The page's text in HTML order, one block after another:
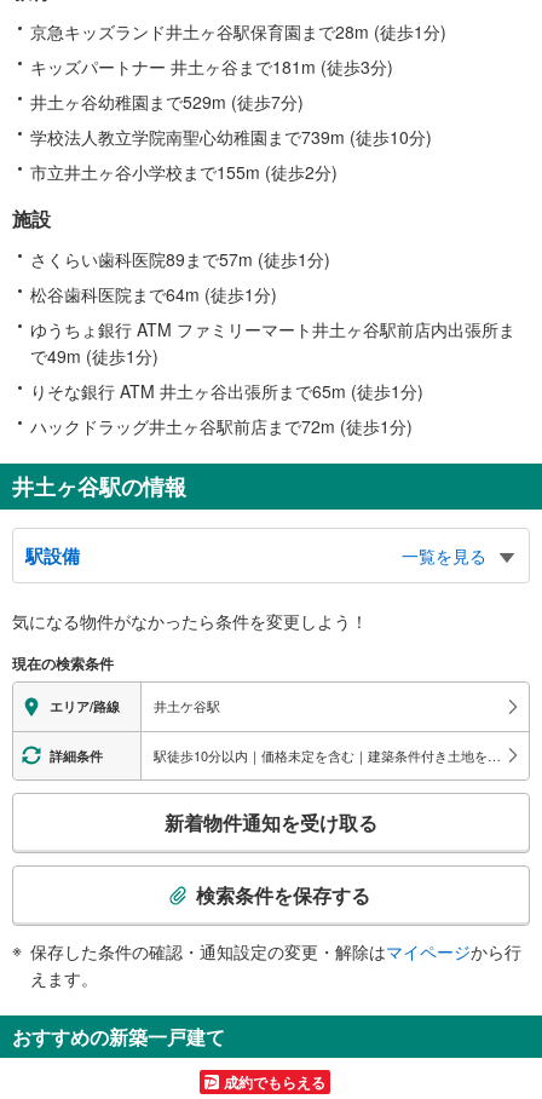
京急キッズランド井土ヶ谷駅保育園まで28m (徒歩1分)
キッズパートナー 井土ヶ谷まで181m (徒歩3分)
井土ヶ谷幼稚園まで529m (徒歩7分)
学校法人教立学院南聖心幼稚園まで739m (徒歩10分)
市立井土ヶ谷小学校まで155m (徒歩2分)
施設
さくらい歯科医院89まで57m (徒歩1分)
松谷歯科医院まで64m (徒歩1分)
ゆうちょ銀行 ATM ファミリーマート井土ヶ谷駅前店内出張所ま
で49m (徒歩1分)
りそな銀行 ATM 井土ヶ谷出張所まで65m (徒歩1分)
ハックドラッグ井土ヶ谷駅前店まで72m (徒歩1分)
井土ヶ谷駅の情報
駅設備
一覧を見る
※段差なしでの移動経路
地上⇔改札⇔ホーム：○
エレベータ
・各ホーム⇔改札
エスカレータ
・各ホーム⇔改札
・改札内
・改札内
・改札⇔地上
その他
・ＡＥＤ
気になる物件がなかったら条件を変更しよう！
現在の検索条件
エリア/路線 井土ケ谷駅
詳細条件 駅徒歩10分以内｜価格未定を含む｜建築条件付き土地を含む
検
知
を
新着物件通知を受け取る
検索条件を保存する
保存した条件の確認・通知設定の変更・解除はマイページから行
えます。
おすすめの新築一戸建て
成約でもらえる